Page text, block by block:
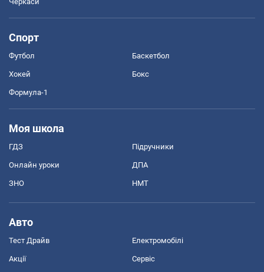
Спорт
Футбол Баскетбол
Хокей Бокс
Формула-1
Моя школа
ГДЗ Підручники
Онлайн уроки ДПА
ЗНО НМТ
Авто
Тест Драйв Електромобілі
Акції Сервіс